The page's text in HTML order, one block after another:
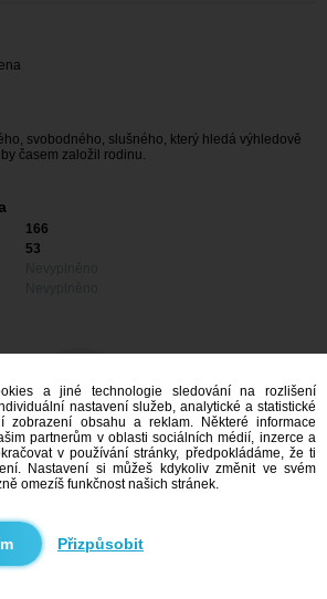
svobodného, slušného, který hledá výhledově
časem založil rodinu.
166
53
a jiné technologie sledování na rozlišení
nastavení služeb, analytické a statistické
zobrazení obsahu a reklam. Některé informace
partnerům v oblasti sociálních médií, inzerce a
v používání stránky, předpokládáme, že ti
Nastavení si můžeš kdykoliv změnit ve svém
omezíš funkčnost našich stránek.
Přizpůsobit